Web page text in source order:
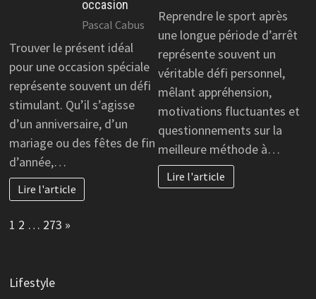
occasion
Pascal Cabus
Trouver le présent idéal
pour une occasion spéciale
représente souvent un défi
stimulant. Qu’il s’agisse
d’un anniversaire, d’un
mariage ou des fêtes de fin
d’année,…
Lire l'article
Reprendre le sport après
une longue période d’arrêt
représente souvent un
véritable défi personnel,
mêlant appréhension,
motivations fluctuantes et
questionnements sur la
meilleure méthode à…
Lire l'article
Page:
1 2 … 273 Next
»
Lifestyle